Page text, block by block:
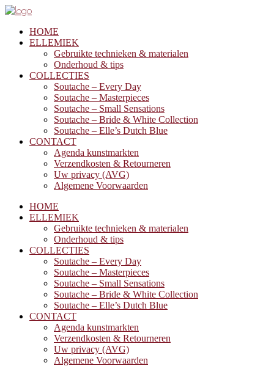
HOME
ELLEMIEK
Gebruikte technieken & materialen
Onderhoud & tips
COLLECTIES
Soutache – Every Day
Soutache – Masterpieces
Soutache – Small Sensations
Soutache – Bride & White Collection
Soutache – Elle’s Dutch Blue
CONTACT
Agenda kunstmarkten
Verzendkosten & Retourneren
Uw privacy (AVG)
Algemene Voorwaarden
HOME
ELLEMIEK
Gebruikte technieken & materialen
Onderhoud & tips
COLLECTIES
Soutache – Every Day
Soutache – Masterpieces
Soutache – Small Sensations
Soutache – Bride & White Collection
Soutache – Elle’s Dutch Blue
CONTACT
Agenda kunstmarkten
Verzendkosten & Retourneren
Uw privacy (AVG)
Algemene Voorwaarden